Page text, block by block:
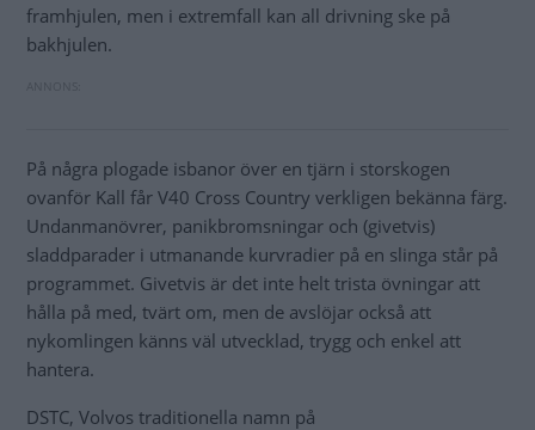
framhjulen, men i extremfall kan all drivning ske på
bakhjulen.
På några plogade isbanor över en tjärn i storskogen
ovanför Kall får V40 Cross Country verkligen bekänna färg.
Undanmanövrer, panikbromsningar och (givetvis)
sladdparader i utmanande kurvradier på en slinga står på
programmet. Givetvis är det inte helt trista övningar att
hålla på med, tvärt om, men de avslöjar också att
nykomlingen känns väl utvecklad, trygg och enkel att
hantera.
DSTC, Volvos traditionella namn på